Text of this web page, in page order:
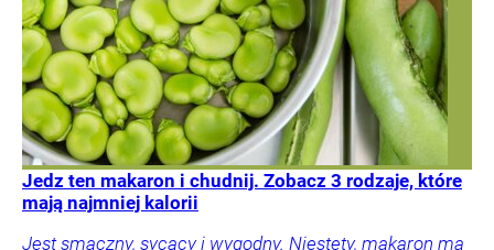
Jedz ten makaron i chudnij. Zobacz 3 rodzaje, które
mają najmniej kalorii
Jest smaczny, sycący i wygodny. Niestety, makaron ma